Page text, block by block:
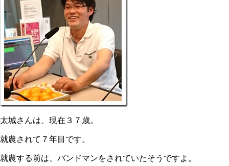
太城さんは、現在３７歳。
就農されて７年目です。
就農する前は、バンドマンをされていたそうですよ。